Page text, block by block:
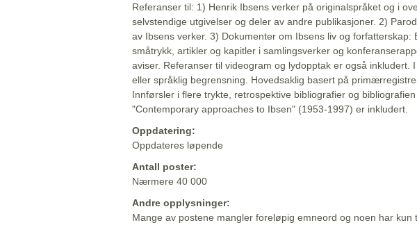
Referanser til: 1) Henrik Ibsens verker på originalspråket og i
selvstendige utgivelser og deler av andre publikasjoner. 2)
av Ibsens verker. 3) Dokumenter om Ibsens liv og forfatterskap:
småtrykk, artikler og kapitler i samlingsverker og
aviser. Referanser til videogram og lydopptak er også inkludert.
eller språklig begrensning. Hovedsaklig basert på
Innførsler i flere trykte, retrospektive bibliografier og
"Contemporary approaches to Ibsen" (1953-1997) er inkludert.
Oppdatering:
Oppdateres løpende
Antall poster:
Nærmere 40 000
Andre opplysninger:
Mange av postene mangler foreløpig emneord og noen har kun